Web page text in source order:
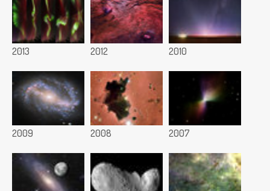
2013 2012 2010
2009 2008 2007